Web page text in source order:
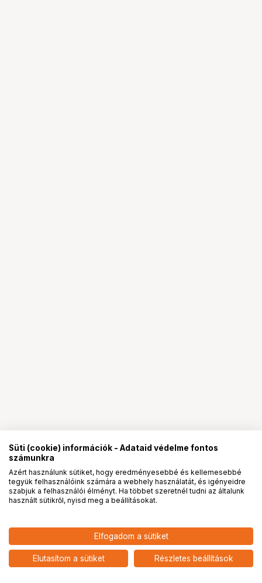
Laowa 9mm f/5.6 FF RL Black Leica
M objektív
349 900 HUF
nettó: 275 512 HUF
PROpartnerségek
Süti (cookie) információk - Adataid védelme fontos
számunkra
Azért használunk sütiket, hogy eredményesebbé és kellemesebbé
tegyük felhasználóink számára a webhely használatát, és igényeidre
szabjuk a felhasználói élményt. Ha többet szeretnél tudni az általunk
használt sütikről, nyisd meg a beállításokat.
Elfogadom a sütiket
Elutasítom a sütiket Részletes beállítások